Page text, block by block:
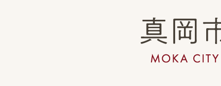
真
岡
市